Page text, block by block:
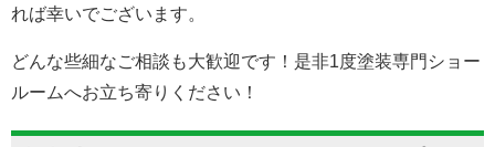
れば幸いでございます。
どんな些細なご相談も大歓迎です！是非1度塗装専門ショー
ルームへお立ち寄りください！